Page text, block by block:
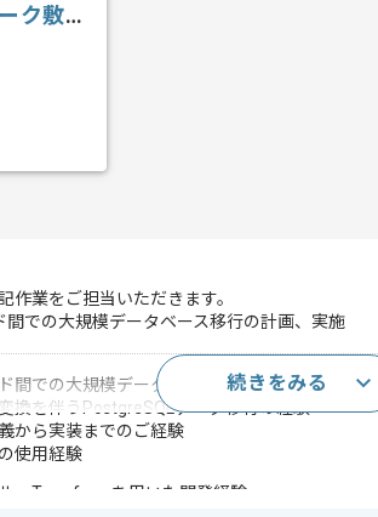
ク敷
作業をご担当いただきます。
間での大規模データベース移行の計画、実施
間での大規模データベース移行の計画、実施経験
変換を伴うPostgreSQLデータ移行の経験
から実装までのご経験
使用経験
・Terraformを用いた開発経験
続きをみる